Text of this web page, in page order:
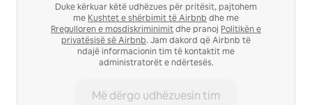
Duke kërkuar këtë udhëzues për pritësit, pajtohem
me Kushtet e shërbimit të Airbnb dhe me
Rregulloren e mosdiskriminimitdhe pranoj Politikën e
privatësisë së Airbnb. Jam dakord që Airbnb të
ndajë informacionin tim të kontaktit me
administratorët e ndërtesës.
Më dërgo udhëzuesin tim